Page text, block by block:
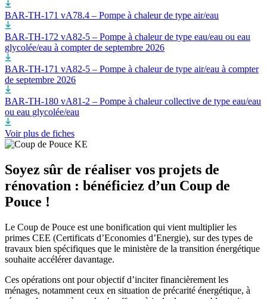
BAR-TH-171 vA78.4 – Pompe à chaleur de type air/eau
BAR-TH-172 vA82-5 – Pompe à chaleur de type eau/eau ou eau
glycolée/eau à compter de septembre 2026
BAR-TH-171 vA82-5 – Pompe à chaleur de type air/eau à compter
de septembre 2026
BAR-TH-180 vA81-2 – Pompe à chaleur collective de type eau/eau
ou eau glycolée/eau
Voir plus de fiches
Soyez sûr de réaliser vos projets de
rénovation : bénéficiez d’un Coup de
Pouce !
Le Coup de Pouce est une bonification qui vient multiplier les
primes CEE (Certificats d’Economies d’Energie), sur des types de
travaux bien spécifiques que le ministère de la transition énergétique
souhaite accélérer davantage.
Ces opérations ont pour objectif d’inciter financièrement les
ménages, notamment ceux en situation de précarité énergétique, à